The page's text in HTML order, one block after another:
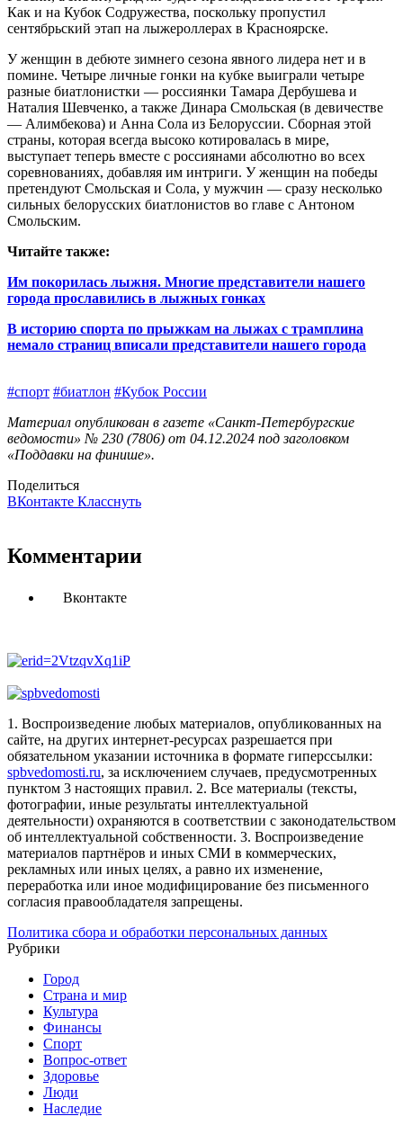
Как и на Кубок Содружества, поскольку пропустил
сентябрьский этап на лыжероллерах в Красноярске.
У женщин в дебюте зимнего сезона явного лидера нет и в
помине. Четыре личные гонки на кубке выиграли четыре
разные биатлонистки — россиянки Тамара Дербушева и
Наталия Шевченко, а также Динара Смольская (в девичестве
— Алимбекова) и Анна Сола из Белоруссии. Сборная этой
страны, которая всегда высоко котировалась в мире,
выступает теперь вместе с россиянами абсолютно во всех
соревнованиях, добавляя им интриги. У женщин на победы
претендуют Смольская и Сола, у мужчин — сразу несколько
сильных белорусских биатлонистов во главе с Антоном
Смольским.
Читайте также:
Им покорилась лыжня. Многие представители нашего
города прославились в лыжных гонках
В историю спорта по прыжкам на лыжах с трамплина
немало страниц вписали представители нашего города
#спорт #биатлон #Кубок России
Материал опубликован в газете «Санкт-Петербургские
ведомости» № 230 (7806) от 04.12.2024 под заголовком
«Поддавки на финише».
Поделиться
ВКонтакте Класснуть
Комментарии
Вконтакте
1. Воспроизведение любых материалов, опубликованных на
сайте, на других интернет-ресурсах разрешается при
обязательном указании источника в формате гиперссылки:
spbvedomosti.ru, за исключением случаев, предусмотренных
пунктом 3 настоящих правил. 2. Все материалы (тексты,
фотографии, иные результаты интеллектуальной
деятельности) охраняются в соответствии с законодательством
об интеллектуальной собственности. 3. Воспроизведение
материалов партнёров и иных СМИ в коммерческих,
рекламных или иных целях, а равно их изменение,
переработка или иное модифицирование без письменного
согласия правообладателя запрещены.
Политика сбора и обработки персональных данных
Рубрики
Город
Страна и мир
Культура
Финансы
Спорт
Вопрос-ответ
Здоровье
Люди
Наследие